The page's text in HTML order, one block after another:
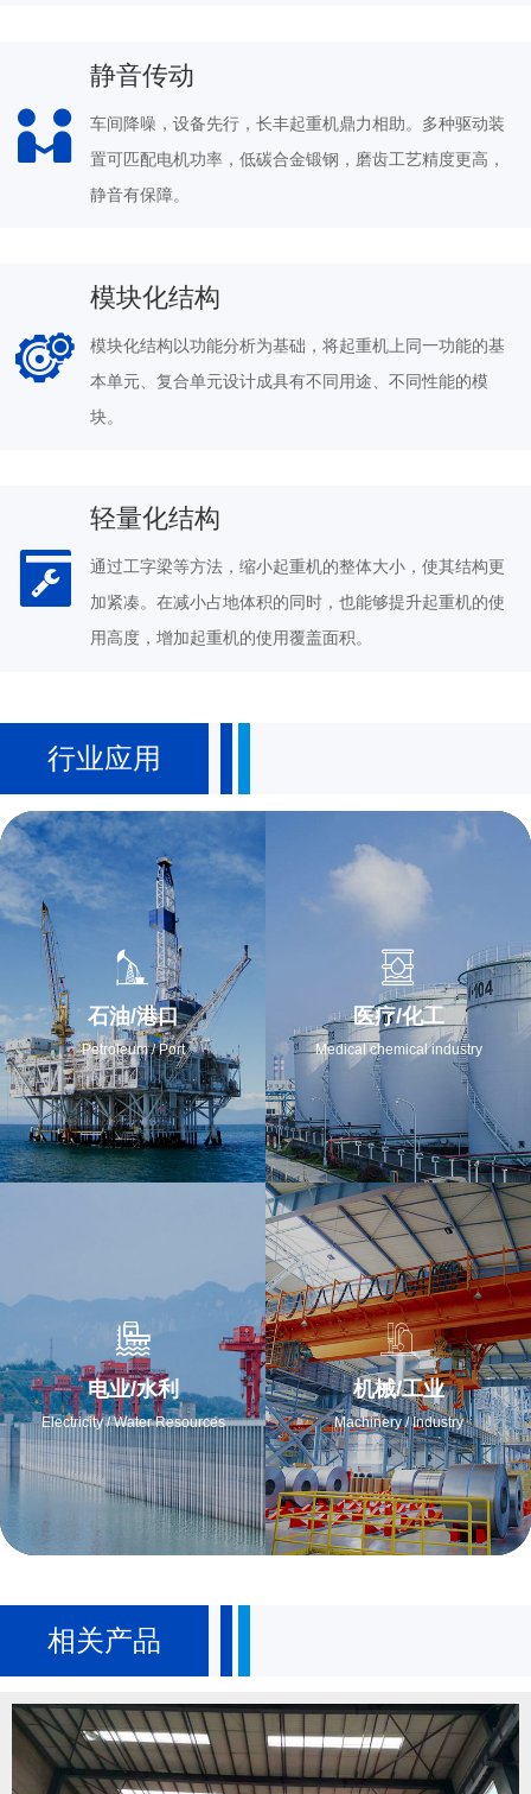
静音传动
车间降噪，设备先行，长丰起重机鼎力相助。多种驱动装
置可匹配电机功率，低碳合金锻钢，磨齿工艺精度更高，
静音有保障。
模块化结构
模块化结构以功能分析为基础，将起重机上同一功能的基
本单元、复合单元设计成具有不同用途、不同性能的模
块。
轻量化结构
通过工字梁等方法，缩小起重机的整体大小，使其结构更
加紧凑。在减小占地体积的同时，也能够提升起重机的使
用高度，增加起重机的使用覆盖面积。
行业应用
石油/港口
Petroleum / Port
医疗/化工
Medical chemical industry
电业/水利
Electricity / Water Resources
机械/工业
Machinery / Industry
相关产品